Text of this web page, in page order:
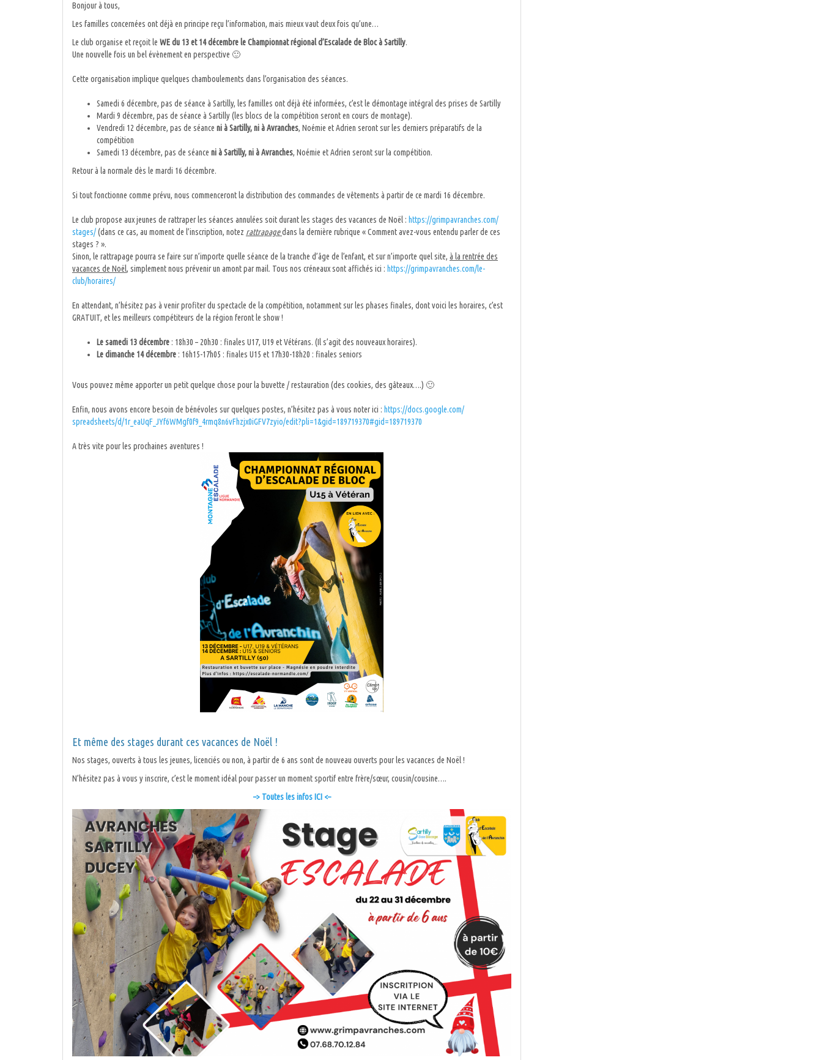
Bonjour à tous,
Les familles concernées ont déjà en principe reçu l’information, mais mieux vaut deux fois qu’une…
Le club organise et reçoit le WE du 13 et 14 décembre le Championnat régional d’Escalade de Bloc à Sartilly.
Une nouvelle fois un bel évènement en perspective 🙂
Cette organisation implique quelques chamboulements dans l’organisation des séances.
Samedi 6 décembre, pas de séance à Sartilly, les familles ont déjà été informées, c’est le démontage intégral des prises de Sartilly
Mardi 9 décembre, pas de séance à Sartilly (les blocs de la compétition seront en cours de montage).
Vendredi 12 décembre, pas de séance ni à Sartilly, ni à Avranches, Noémie et Adrien seront sur les derniers préparatifs de la
compétition
Samedi 13 décembre, pas de séance ni à Sartilly, ni à Avranches, Noémie et Adrien seront sur la compétition.
Retour à la normale dès le mardi 16 décembre.
Si tout fonctionne comme prévu, nous commenceront la distribution des commandes de vêtements à partir de ce mardi 16 décembre.
Le club propose aux jeunes de rattraper les séances annulées soit durant les stages des vacances de Noël : https://grimpavranches.com/
stages/(dans ce cas, au moment de l’inscription, notez rattrapagedans la dernière rubrique « Comment avez-vous entendu parler de ces
stages ? ».
Sinon, le rattrapage pourra se faire sur n’importe quelle séance de la tranche d’âge de l’enfant, et sur n’importe quel site, à la rentrée des
vacances de Noël, simplement nous prévenir un amont par mail. Tous nos créneaux sont affichés ici : https://grimpavranches.com/le-
club/horaires/
En attendant, n’hésitez pas à venir profiter du spectacle de la compétition, notamment sur les phases finales, dont voici les horaires, c’est
GRATUIT, et les meilleurs compétiteurs de la région feront le show !
Le samedi 13 décembre : 18h30 – 20h30 : finales U17, U19 et Vétérans. (Il s’agit des nouveaux horaires).
Le dimanche 14 décembre : 16h15-17h05 : finales U15 et 17h30-18h20 : finales seniors
Vous pouvez même apporter un petit quelque chose pour la buvette / restauration (des cookies, des gâteaux….) 🙂
Enfin, nous avons encore besoin de bénévoles sur quelques postes, n’hésitez pas à vous noter ici : https://docs.google.com/
spreadsheets/d/1r_eaUqF_ JYf6WMgf0f9_ 4rmq8n6vFhzjx0iGFV7zyio/edit?pli=1&gid=189719370#gid=189719370
A très vite pour les prochaines aventures !
Et même des stages durant ces vacances de Noël !
Nos stages, ouverts à tous les jeunes, licenciés ou non, à partir de 6 ans sont de nouveau ouverts pour les vacances de Noël !
N’hésitez pas à vous y inscrire, c’est le moment idéal pour passer un moment sportif entre frère/sœur, cousin/cousine….
–> Toutes les infos ICI <–